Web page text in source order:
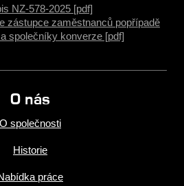
NZ-578-2025 [pdf]
zástupce zaměstnanců popřípadě
společníky konverze [pdf]
O nás
O společnosti
Historie
práce